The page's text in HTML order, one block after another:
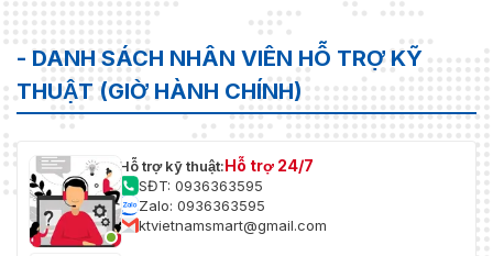
- DANH SÁCH NHÂN VIÊN HỖ TRỢ KỸ
THUẬT (GIỜ HÀNH CHÍNH)
Hỗ trợ kỹ thuật:Hỗ trợ 24/7
SĐT: 0936363595
Zalo: 0936363595
ktvietnamsmart@gmail.com